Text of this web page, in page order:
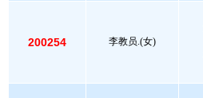
200254 李教员.(女)